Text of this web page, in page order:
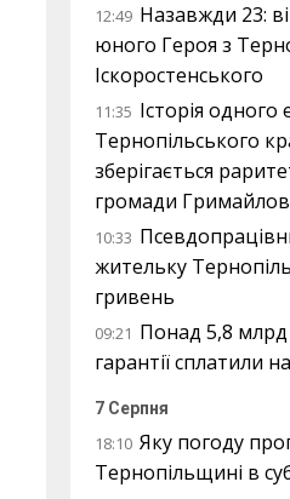
12:49 Назавжди 23:
юного Героя з
Іскоростенського
11:35 Історія
Тернопільського
зберігається
громади
10:33
жительку
гривень
09:21 Понад 5,8 млрд
гарантії сплатили
7 Серпня
18:10 Яку погоду
Тернопільщині в